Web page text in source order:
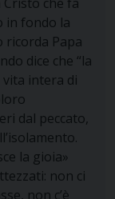
che fa
in fondo la
ricorda Papa
dice che “la
intera di
dal peccato,
la gioia»
non ci
non c’è